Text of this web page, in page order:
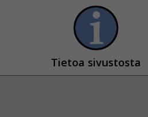
Tietoa sivustosta